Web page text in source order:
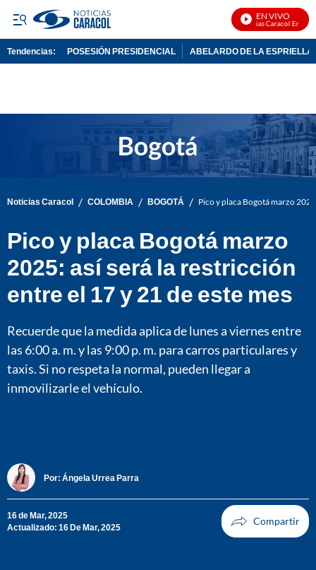
EN VIVO
Noticias Caracol En Vivo
Tendencias: POSESIÓN PRESIDENCIAL ABELARDO DE LA ESPRIELLA
Noticias Caracol / COLOMBIA / BOGOTÁ / Pico y placa Bogotá marzo
Pico y placa Bogotá marzo
2025: así será la restricción
entre el 17 y 21 de este mes
Recuerde que la medida aplica de lunes a viernes entre
las 6:00 a. m. y las 9:00 p. m. para carros particulares y
taxis. Si no respeta la normal, pueden llegar a
inmovilizarle el vehículo.
Por: Ángela Urrea Parra
16 de Mar, 2025
Actualizado: 16 De Mar, 2025